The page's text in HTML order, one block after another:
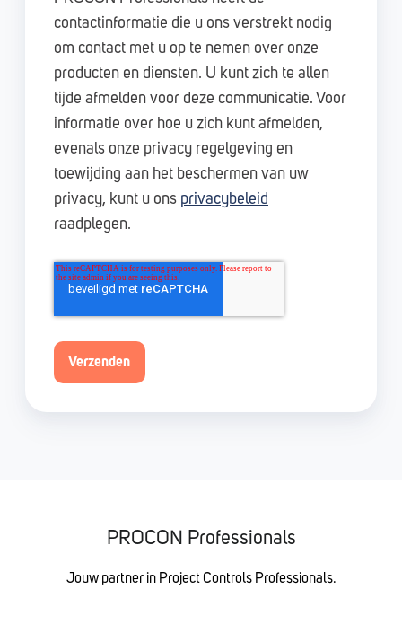
contactinformatie die u ons verstrekt nodig
om contact met u op te nemen over onze
producten en diensten. U kunt zich te allen
tijde afmelden voor deze communicatie. Voor
informatie over hoe u zich kunt afmelden,
evenals onze privacy regelgeving en
toewijding aan het beschermen van uw
privacy, kunt u ons privacybeleid
raadplegen.
PROCON Professionals
Jouw partner in Project Controls Professionals.